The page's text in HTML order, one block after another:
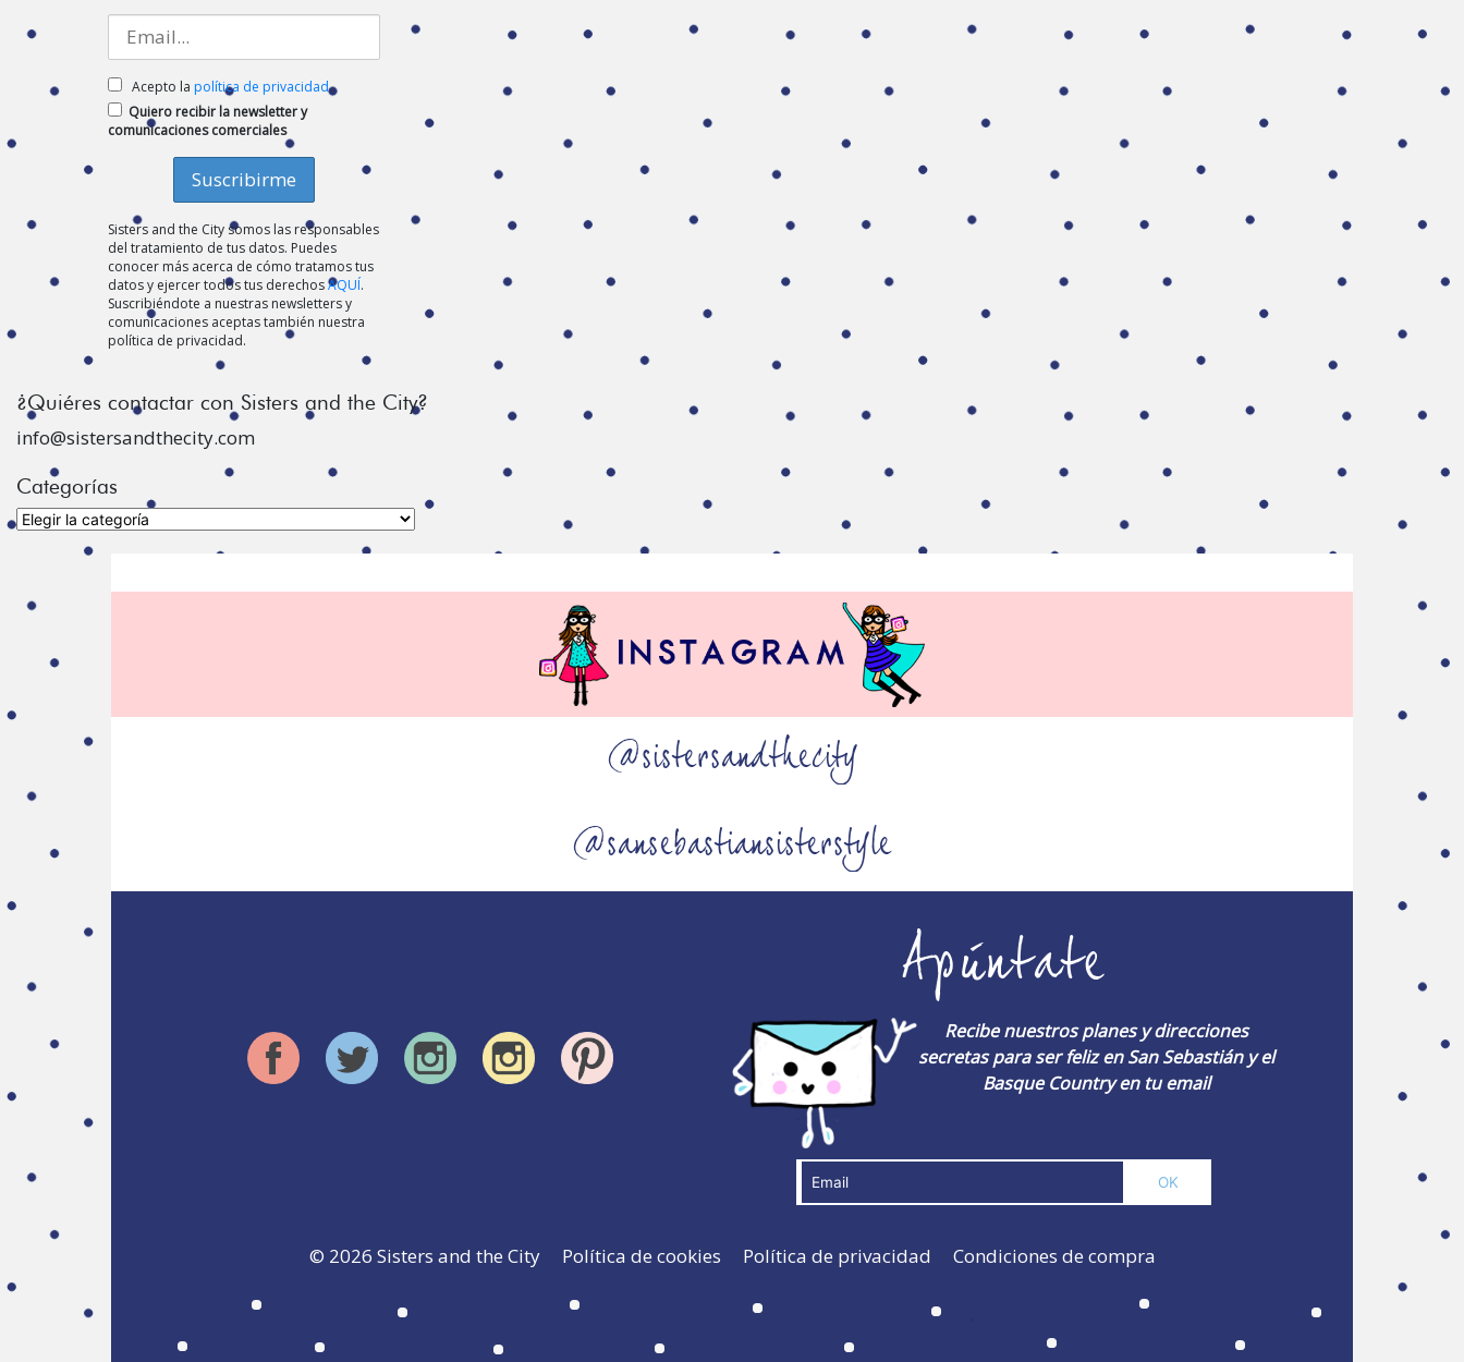
Acepto la política de privacidad
Quiero recibir la newsletter y
comunicaciones comerciales
Sisters and the City somos las responsables
del tratamiento de tus datos. Puedes
conocer más acerca de cómo tratamos tus
datos y ejercer todos tus derechosAQUÍ.
Suscribiéndote a nuestras newsletters y
comunicaciones aceptas también nuestra
política de privacidad.
¿Quiéres contactar con Sisters and the City?
info@sistersandthecity.com
Categorías
Categorías
@sistersandthecity
@sansebastiansisterstyle
Apúntate
Recibe nuestros planes y direcciones
secretas para ser feliz en San Sebastián y el
Basque Country en tu email
© 2026 Sisters and the City Política de cookies Política de privacidad Condiciones de compra